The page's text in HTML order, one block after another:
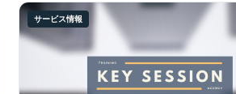
サービス情報